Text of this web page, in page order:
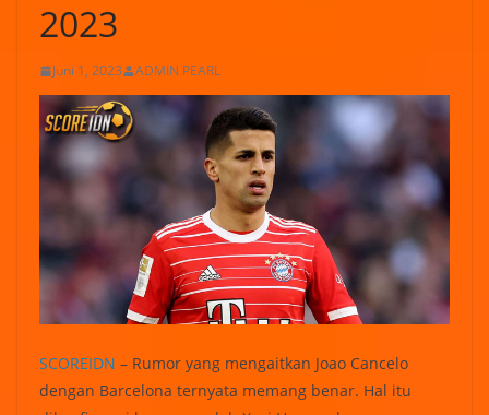
2023
Juni 1, 2023 ADMIN PEARL
SCOREIDN – Rumor yang mengaitkan Joao Cancelo
dengan Barcelona ternyata memang benar. Hal itu